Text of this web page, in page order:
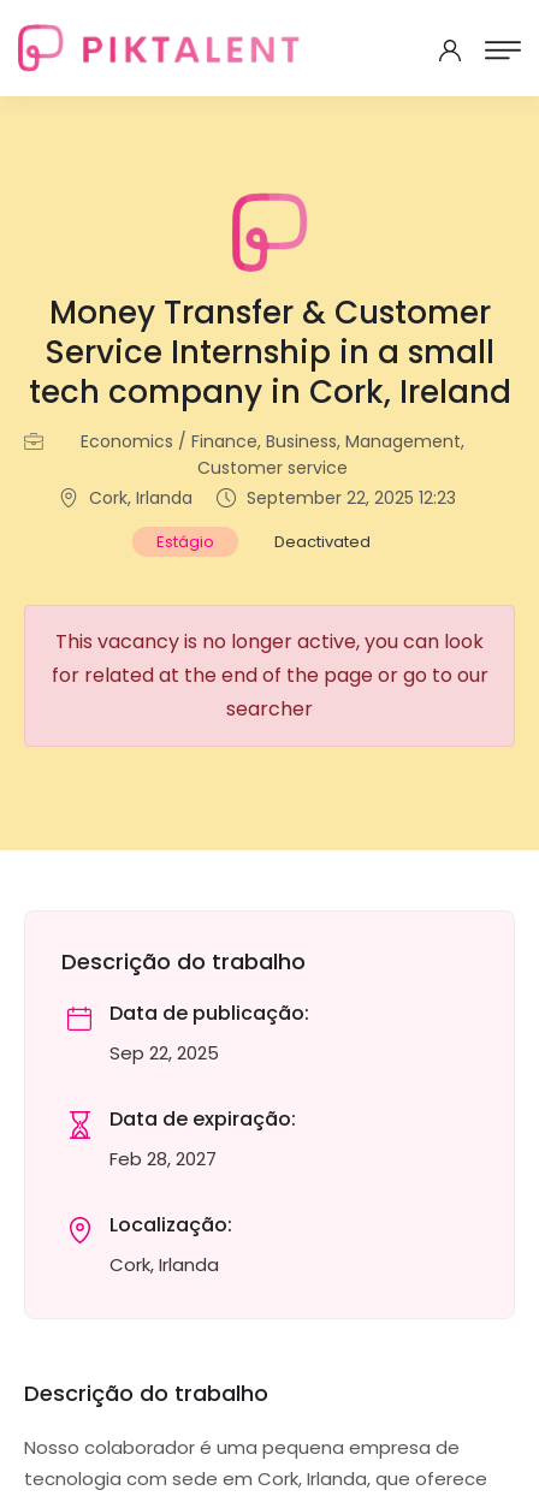
Money Transfer & Customer
Service Internship in a small
tech company in Cork, Ireland
Economics / Finance, Business, Management,
Customer service
Cork, Irlanda
September 22, 2025 12:23
Estágio Deactivated
This vacancy is no longer active, you can look
for related at the end of the page or go to our
searcher
Descrição do trabalho
Data de publicação:
Sep 22, 2025
Data de expiração:
Feb 28, 2027
Localização:
Cork, Irlanda
Descrição do trabalho
Nosso colaborador é uma pequena empresa de
tecnologia com sede em Cork, Irlanda, que oferece